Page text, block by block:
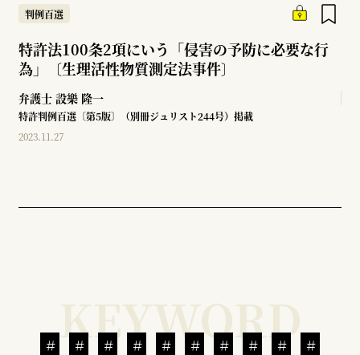
判例百選
特許法100条2項にいう「侵害の予防に必要な行
為」〔生理活性物質測定法事件〕
弁護士 設樂 隆一
特許判例百選〔第5版〕（別冊ジュリスト244号）掲載
2023.11.27